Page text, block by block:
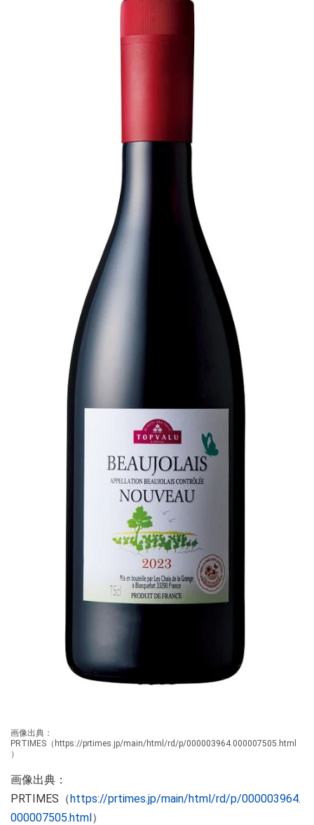
画像出典：
PRTIMES（https://prtimes.jp/main/html/rd/p/000003964.000007505.html
）
画像出典：
PRTIMES（https://prtimes.jp/main/html/rd/p/000003964.
000007505.html）